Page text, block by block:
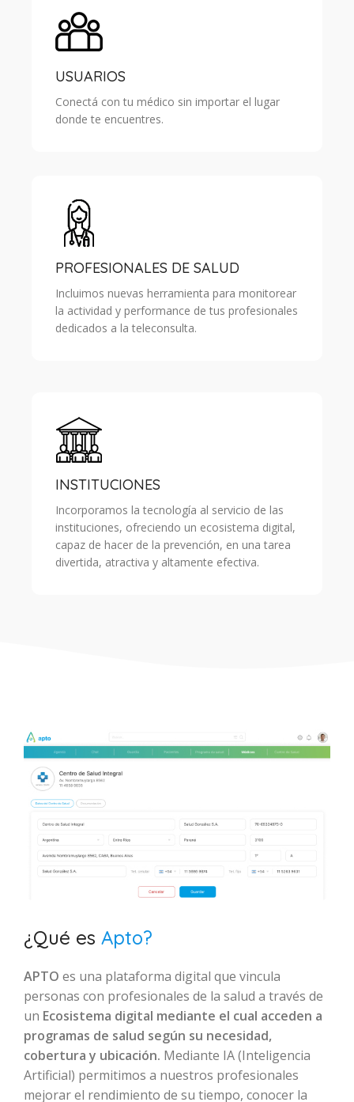
USUARIOS
Conectá con tu médico sin importar el lugar
donde te encuentres.
PROFESIONALES DE SALUD
Incluimos nuevas herramienta para monitorear
la actividad y performance de tus profesionales
dedicados a la teleconsulta.
INSTITUCIONES
Incorporamos la tecnología al servicio de las
instituciones, ofreciendo un ecosistema digital,
capaz de hacer de la prevención, en una tarea
divertida, atractiva y altamente efectiva.
¿Qué es Apto?
APTO es una plataforma digital que vincula
personas con profesionales de la salud a través de
un Ecosistema digital mediante el cual acceden a
programas de salud según su necesidad,
cobertura y ubicación. Mediante IA (Inteligencia
Artificial) permitimos a nuestros profesionales
mejorar el rendimiento de su tiempo, conocer la